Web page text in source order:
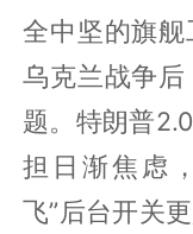
全中坚的旗舰
乌克兰战争
题。特朗普
担日渐焦虑
飞”后台开关